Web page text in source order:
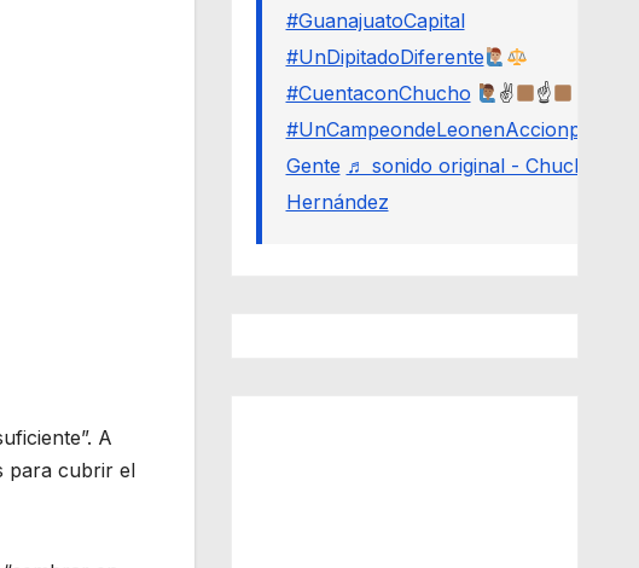
A
para cubrir el
#GuanajuatoCapital
#UnDipitadoDiferente
#CuentaconChucho
✌
☝
#UnCampeondeLeonenAccionporLa
Gente ♬ sonido original - Chucho
Hernández